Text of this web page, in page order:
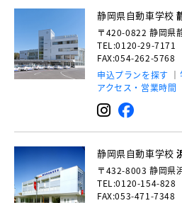
静岡県自動車学校
〒420-0822 静岡県
TEL:0120-29-7171
FAX:054-262-5768
申込プランを探す
アクセス・営業時間
静岡県自動車学校
〒432-8003 静岡県
TEL:0120-154-828
FAX:053-471-7348